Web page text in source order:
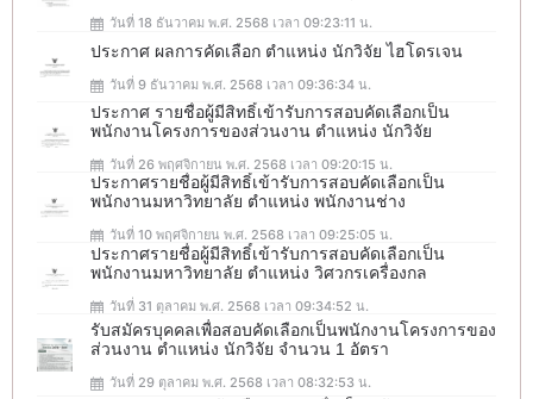
วันที่ 18 ธันวาคม พ.ศ. 2568 เวลา 09:23:11 น.
ประกาศ ผลการคัดเลือก ตำแหน่ง นักวิจัย ไฮโดรเจน
วันที่ 9 ธันวาคม พ.ศ. 2568 เวลา 09:36:34 น.
ประกาศ รายชื่อผู้มีสิทธิ์เข้ารับการสอบคัดเลือกเป็น
พนักงานโครงการของส่วนงาน ตำแหน่ง นักวิจัย
วันที่ 26 พฤศจิกายน พ.ศ. 2568 เวลา 09:20:15 น.
ประกาศรายชื่อผู้มีสิทธิ์เข้ารับการสอบคัดเลือกเป็น
พนักงานมหาวิทยาลัย ตำแหน่ง พนักงานช่าง
วันที่ 10 พฤศจิกายน พ.ศ. 2568 เวลา 09:25:05 น.
ประกาศรายชื่อผู้มีสิทธิ์เข้ารับการสอบคัดเลือกเป็น
พนักงานมหาวิทยาลัย ตำแหน่ง วิศวกรเครื่องกล
วันที่ 31 ตุลาคม พ.ศ. 2568 เวลา 09:34:52 น.
รับสมัครบุคคลเพื่อสอบคัดเลือกเป็นพนักงานโครงการของ
ส่วนงาน ตำแหน่ง นักวิจัย จำนวน 1 อัตรา
วันที่ 29 ตุลาคม พ.ศ. 2568 เวลา 08:32:53 น.